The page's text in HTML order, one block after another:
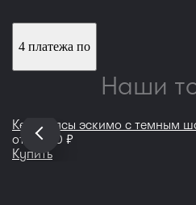
4 платежа по
Наши
Кейкпопсы эскимо с темным
от
2 000
руб
Купить